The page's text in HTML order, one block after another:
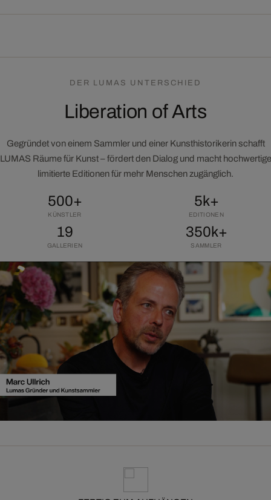
DER LUMAS UNTERSCHIED
Liberation of Arts
Gegründet von einem Sammler und einer Kunsthistorikerin schafft
LUMAS Räume für Kunst – fördert den Dialog und macht hochwertige
limitierte Editionen für mehr Menschen zugänglich.
500+
KÜNSTLER
5k+
EDITIONEN
19
GALLERIEN
350k+
SAMMLER